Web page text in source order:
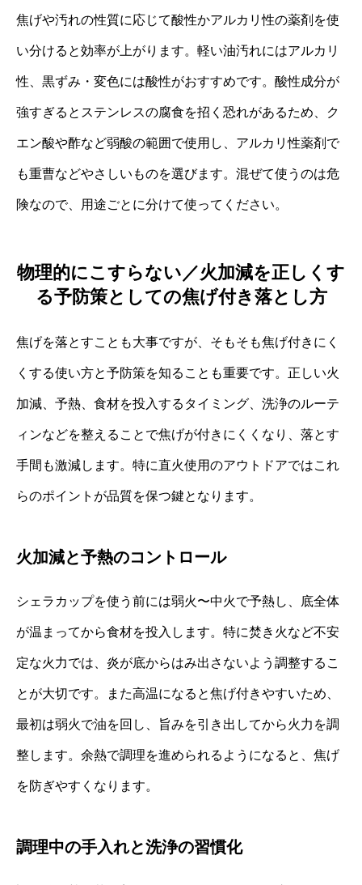
焦げや汚れの性質に応じて酸性かアルカリ性の薬剤を使
い分けると効率が上がります。軽い油汚れにはアルカリ
性、黒ずみ・変色には酸性がおすすめです。酸性成分が
強すぎるとステンレスの腐食を招く恐れがあるため、ク
エン酸や酢など弱酸の範囲で使用し、アルカリ性薬剤で
も重曹などやさしいものを選びます。混ぜて使うのは危
険なので、用途ごとに分けて使ってください。
物理的にこすらない／火加減を正しくす
る予防策としての焦げ付き落とし方
焦げを落とすことも大事ですが、そもそも焦げ付きにく
くする使い方と予防策を知ることも重要です。正しい火
加減、予熱、食材を投入するタイミング、洗浄のルーテ
ィンなどを整えることで焦げが付きにくくなり、落とす
手間も激減します。特に直火使用のアウトドアではこれ
らのポイントが品質を保つ鍵となります。
火加減と予熱のコントロール
シェラカップを使う前には弱火〜中火で予熱し、底全体
が温まってから食材を投入します。特に焚き火など不安
定な火力では、炎が底からはみ出さないよう調整するこ
とが大切です。また高温になると焦げ付きやすいため、
最初は弱火で油を回し、旨みを引き出してから火力を調
整します。余熱で調理を進められるようになると、焦げ
を防ぎやすくなります。
調理中の手入れと洗浄の習慣化